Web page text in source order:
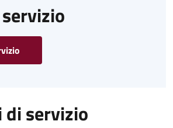
di servizio